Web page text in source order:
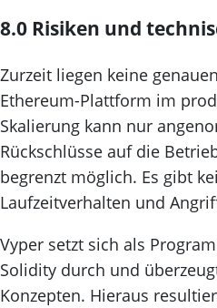
8.0 Risiken und
Zurzeit liegen keine
Ethereum-Plattform im
Skalierung kann nur
Rückschlüsse auf die
begrenzt möglich. Es gibt
Laufzeitverhalten und
Vyper setzt sich als
Solidity durch und
Konzepten. Hieraus